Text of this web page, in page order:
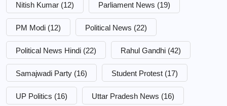
Nitish Kumar (12) Parliament News (19)
PM Modi (12) Political News (22)
Political News Hindi (22) Rahul Gandhi (42)
Samajwadi Party (16) Student Protest (17)
UP Politics (16) Uttar Pradesh News (16)